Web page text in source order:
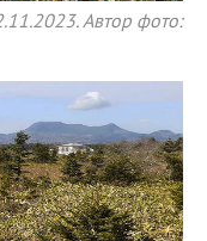
Автор фото: